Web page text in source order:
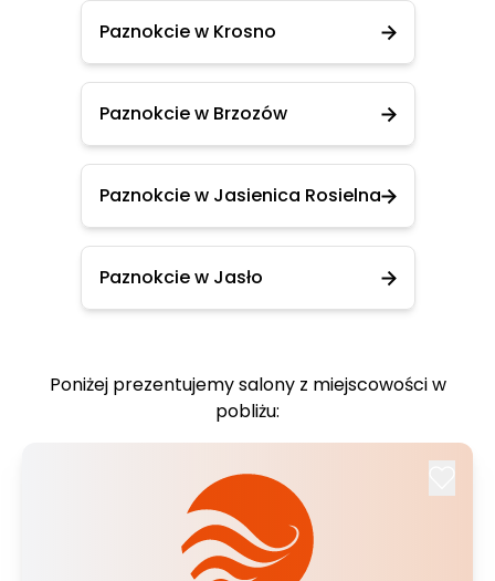
Paznokcie w Krosno
Paznokcie w Brzozów
Paznokcie w Jasienica Rosielna
Paznokcie w Jasło
Poniżej prezentujemy salony z miejscowości w
pobliżu: